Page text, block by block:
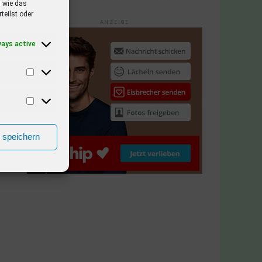
wie das
oder
active
speichern
ANZEIGE